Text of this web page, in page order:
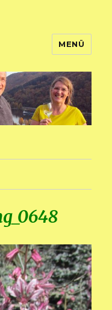
MENÜ